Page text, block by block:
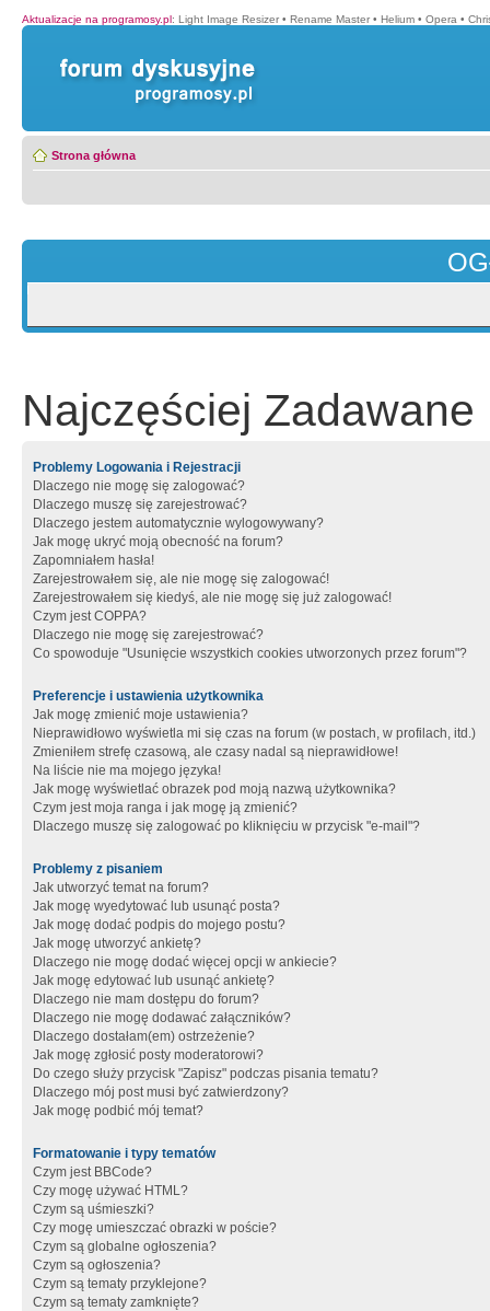
Aktualizacje na programosy.pl: Light Image Resizer • Rename Master • Helium • Opera •
Strona główna
Najczęściej Zadawane
Problemy Logowania i Rejestracji
Dlaczego nie mogę się zalogować?
Dlaczego muszę się zarejestrować?
Dlaczego jestem automatycznie wylogowywany?
Jak mogę ukryć moją obecność na forum?
Zapomniałem hasła!
Zarejestrowałem się, ale nie mogę się zalogować!
Zarejestrowałem się kiedyś, ale nie mogę się już zalogować!
Czym jest COPPA?
Dlaczego nie mogę się zarejestrować?
Co spowoduje "Usunięcie wszystkich cookies utworzonych przez forum"?
Preferencje i ustawienia użytkownika
Jak mogę zmienić moje ustawienia?
Nieprawidłowo wyświetla mi się czas na forum (w postach, w profilach, itd.)
Zmieniłem strefę czasową, ale czasy nadal są nieprawidłowe!
Na liście nie ma mojego języka!
Jak mogę wyświetlać obrazek pod moją nazwą użytkownika?
Czym jest moja ranga i jak mogę ją zmienić?
Dlaczego muszę się zalogować po kliknięciu w przycisk "e-mail"?
Problemy z pisaniem
Jak utworzyć temat na forum?
Jak mogę wyedytować lub usunąć posta?
Jak mogę dodać podpis do mojego postu?
Jak mogę utworzyć ankietę?
Dlaczego nie mogę dodać więcej opcji w ankiecie?
Jak mogę edytować lub usunąć ankietę?
Dlaczego nie mam dostępu do forum?
Dlaczego nie mogę dodawać załączników?
Dlaczego dostałam(em) ostrzeżenie?
Jak mogę zgłosić posty moderatorowi?
Do czego służy przycisk "Zapisz" podczas pisania tematu?
Dlaczego mój post musi być zatwierdzony?
Jak mogę podbić mój temat?
Formatowanie i typy tematów
Czym jest BBCode?
Czy mogę używać HTML?
Czym są uśmieszki?
Czy mogę umieszczać obrazki w poście?
Czym są globalne ogłoszenia?
Czym są ogłoszenia?
Czym są tematy przyklejone?
Czym są tematy zamknięte?